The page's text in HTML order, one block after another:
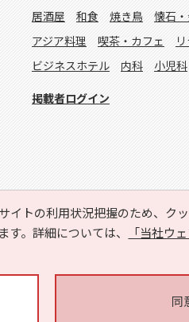
トの利用状況把握のため、ク
。詳細については、
「当社ウ
同
居酒屋
和食 焼き鳥 懐石
アジア料理
喫茶・カフェ
ビジネスホテル
内科 小児科
掲載者ログイン
All Rights Reserved.